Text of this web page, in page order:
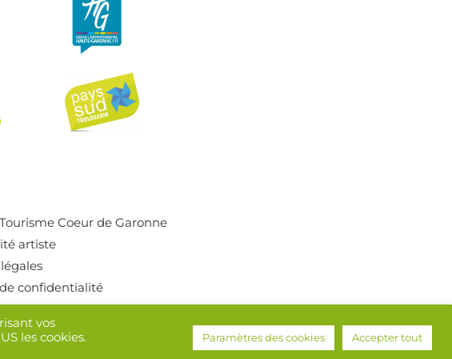
Coeur de Garonne
artiste
confidentialité
Tolosane © 2022
vos
les cookies.
Paramètres des cookies Accepter tout